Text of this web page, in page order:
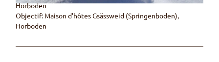
© Nicole Spychiger, Naturpark Diemtigtal
Horboden
Objectif: Maison d’hôtes Gsässweid (Springenboden),
Horboden